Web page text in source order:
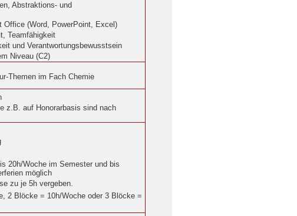
Abstraktions- und
Office (Word, PowerPoint, Excel)
Teamfähigkeit
und Verantwortungsbewusstsein
Niveau (C2)
Themen im Fach Chemie
z.B. auf Honorarbasis sind nach
20h/Woche im Semester und bis
möglich
zu je 5h vergeben.
2 Blöcke = 10h/Woche oder 3 Blöcke =